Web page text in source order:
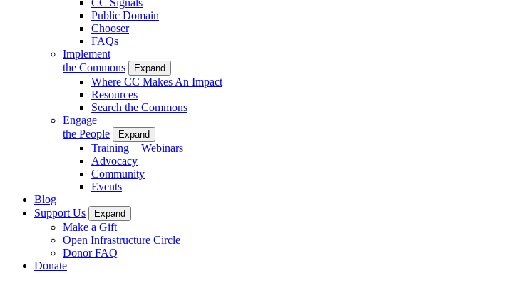
Public Domain
Chooser
FAQs
Implement
the Commons
Expand
Where CC Makes An Impact
Resources
Search the Commons
Engage
the People
Expand
Training + Webinars
Advocacy
Community
Events
Blog
Support Us
Expand
Make a Gift
Open Infrastructure Circle
Donor FAQ
Donate